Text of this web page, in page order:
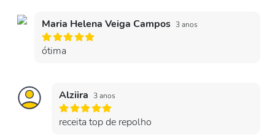
Maria Helena Veiga Campos 3 anos
ótima
Alziira 3 anos
receita top de repolho